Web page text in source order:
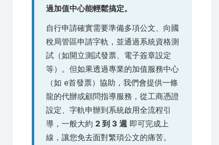
過加值中心能輕鬆搞定。
自行申請確實需要準備多項公文、向國
稅局管區申請字軌，並通過系統資格測
試（如開立測試發票、電子簽章設定
等）。但如果透過專業的加值服務中心
（如 e首發票）協助，我們會提供一條
龍的代辦或顧問指導服務，從工商憑證
設定、字軌申辦到系統啟用全流程引
導，一般大約 2 到 3 週 即可完成上
線，讓您免去面對繁瑣公文的痛苦。